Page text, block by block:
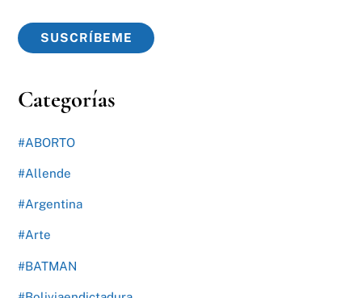
SUSCRÍBEME
Categorías
#ABORTO
#Allende
#Argentina
#Arte
#BATMAN